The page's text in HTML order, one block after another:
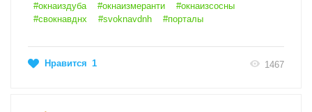
#окнаиздуба
#окнаизмеранти
#окнаизсосны
#свокнавднх
#svoknavdnh #порталы
Нравится 1 1467